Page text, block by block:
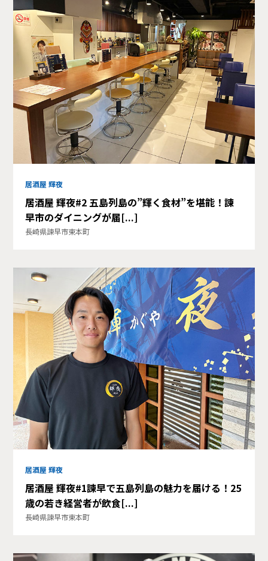
居酒屋 輝夜
居酒屋 輝夜#2 五島列島の”輝く食材”を堪能！諫
早市のダイニングが届[...]
長崎県諫早市東本町
居酒屋 輝夜
居酒屋 輝夜#1諫早で五島列島の魅力を届ける！25
歳の若き経営者が飲食[...]
長崎県諫早市東本町